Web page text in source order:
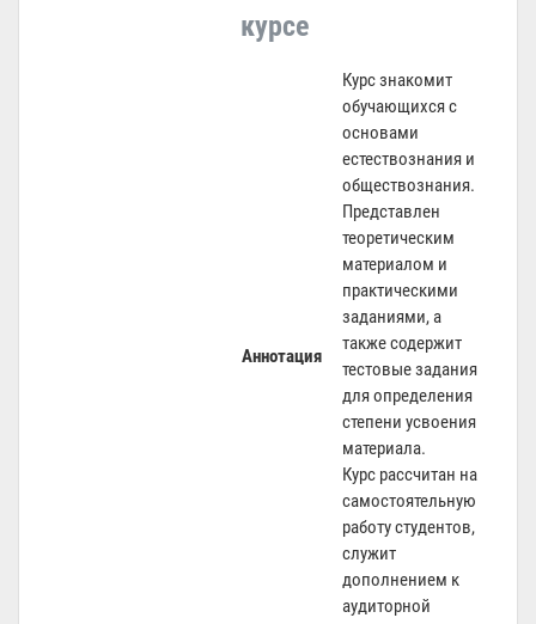
курсе
Аннотация
Курс знакомит
обучающихся с
основами
естествознания и
обществознания.
Представлен
теоретическим
материалом и
практическими
заданиями, а
также содержит
тестовые задания
для определения
степени усвоения
материала.
Курс рассчитан на
самостоятельную
работу студентов,
служит
дополнением к
аудиторной